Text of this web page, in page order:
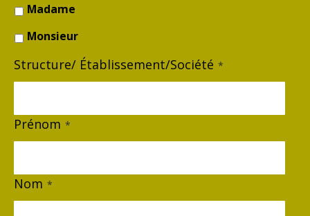
Madame
Monsieur
Structure/ Établissement/Société *
Prénom *
Nom *